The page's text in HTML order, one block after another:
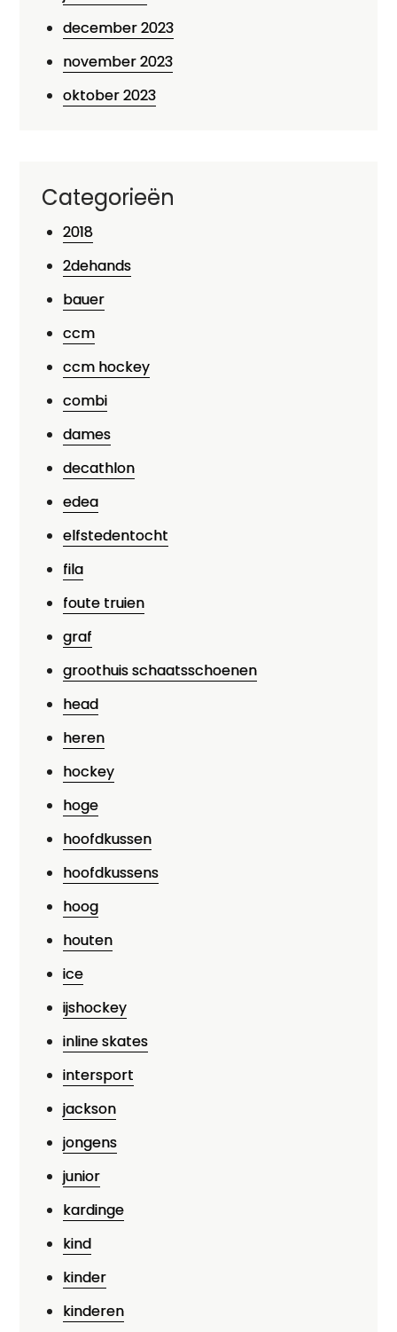
december 2023
november 2023
oktober 2023
Categorieën
2018
2dehands
bauer
ccm
ccm hockey
combi
dames
decathlon
edea
elfstedentocht
fila
foute truien
graf
groothuis schaatsschoenen
head
heren
hockey
hoge
hoofdkussen
hoofdkussens
hoog
houten
ice
ijshockey
inline skates
intersport
jackson
jongens
junior
kardinge
kind
kinder
kinderen